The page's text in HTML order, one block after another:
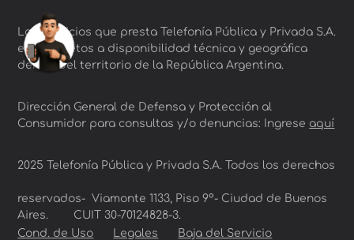
Los servicios que presta Telefonía Pública y Privada S.A.
están sujetos a disponibilidad técnica y geográfica
dentro del territorio de la República Argentina.
Dirección General de Defensa y Protección al
Consumidor para consultas y/o denuncias: Ingrese aquí
2025 Telefonía Pública y Privada S.A. Todos los derechos
reservados- Viamonte 1133, Piso 9º- Ciudad de Buenos
Aires. CUIT 30-70124828-3.
Cond. de Uso
Legales Baja del Servicio